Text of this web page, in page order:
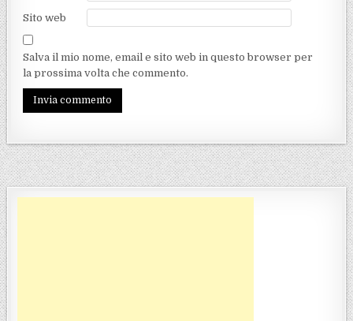
Sito web
Salva il mio nome, email e sito web in questo browser per
la prossima volta che commento.